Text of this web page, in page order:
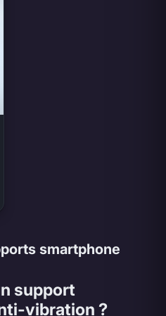
smartphone
support
vibration ?